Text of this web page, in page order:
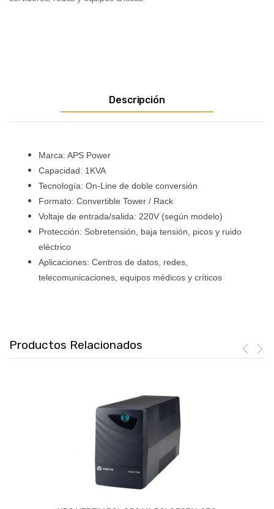
Descripción
Marca: APS Power
Capacidad: 1KVA
Tecnología: On-Line de doble conversión
Formato: Convertible Tower / Rack
Voltaje de entrada/salida: 220V (según modelo)
Protección: Sobretensión, baja tensión, picos y ruido
eléctrico
Aplicaciones: Centros de datos, redes,
telecomunicaciones, equipos médicos y críticos
Productos Relacionados